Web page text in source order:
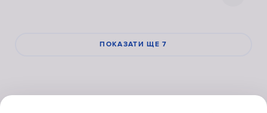
ПОКАЗАТИ ЩЕ 7